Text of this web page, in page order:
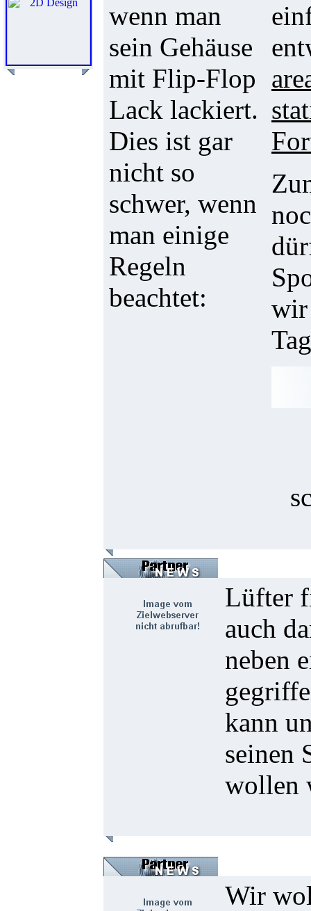
wenn man
sein Gehäuse
mit Flip-Flop
Lack lackiert.
Dies ist gar
nicht so
schwer, wenn
man einige
Regeln
beachtet:
wir
Lüfter
auch
neben
kann
seinen
wollen
Wir